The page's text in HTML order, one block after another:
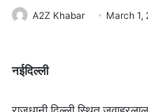
A2Z Khabar March 1,
नईदिल्ली